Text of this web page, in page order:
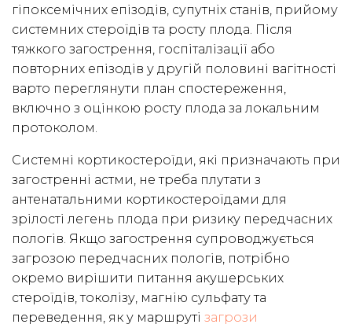
гіпоксемічних епізодів, супутніх станів, прийому
системних стероїдів та росту плода. Після
тяжкого загострення, госпіталізації або
повторних епізодів у другій половині вагітності
варто переглянути план спостереження,
включно з оцінкою росту плода за локальним
протоколом.
Системні кортикостероїди, які призначають при
загостренні астми, не треба плутати з
антенатальними кортикостероїдами для
зрілості легень плода при ризику передчасних
пологів. Якщо загострення супроводжується
загрозою передчасних пологів, потрібно
окремо вирішити питання акушерських
стероїдів, токолізу, магнію сульфату та
переведення, як у маршруті загрози